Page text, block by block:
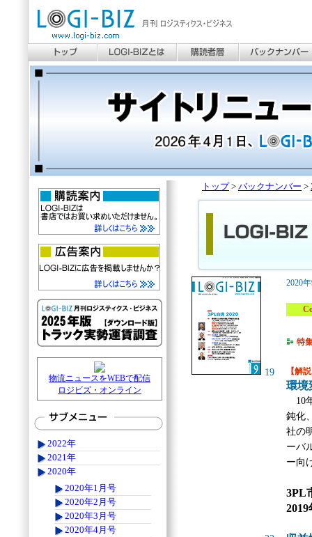
トップ > バックナンバー >
2020
特
19 【解
環境
10
鈍化
社の
ーバ
ー向
3PL
物流ニュースをWEBで配信
ロジビズ・オンライン
2022年
2021年
2020年
2020年1月号
2020年2月号
2020年3月号
2020年4月号